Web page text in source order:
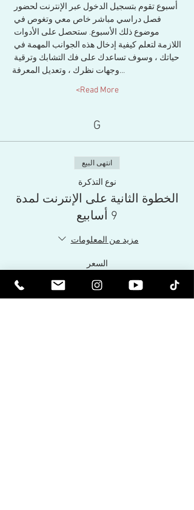
أسبوع تقوم بتسجيل الدخول عبر الإنترنت لحضور
فصل دراسي مباشر خاص معي وتغوص في
موضوع ذلك الأسبوع. ستحصل على الأدوات
اللازمة لتعلم كيفية إدخال هذه الجوانب المهمة في
حياتك ، وسوف تساعدك على فك التشابك وترقية
وجهات نظرك ، وتعديل المعرفة…
Read More>
G
انتهى البيع
نوع التذكرة
الخطوة الثانية على الإنترنت لمدة
9 أسابيع
مزيد من المعلومات
السعر